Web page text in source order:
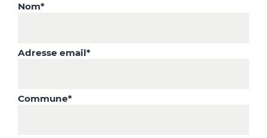
Nom*
Adresse email*
Commune*